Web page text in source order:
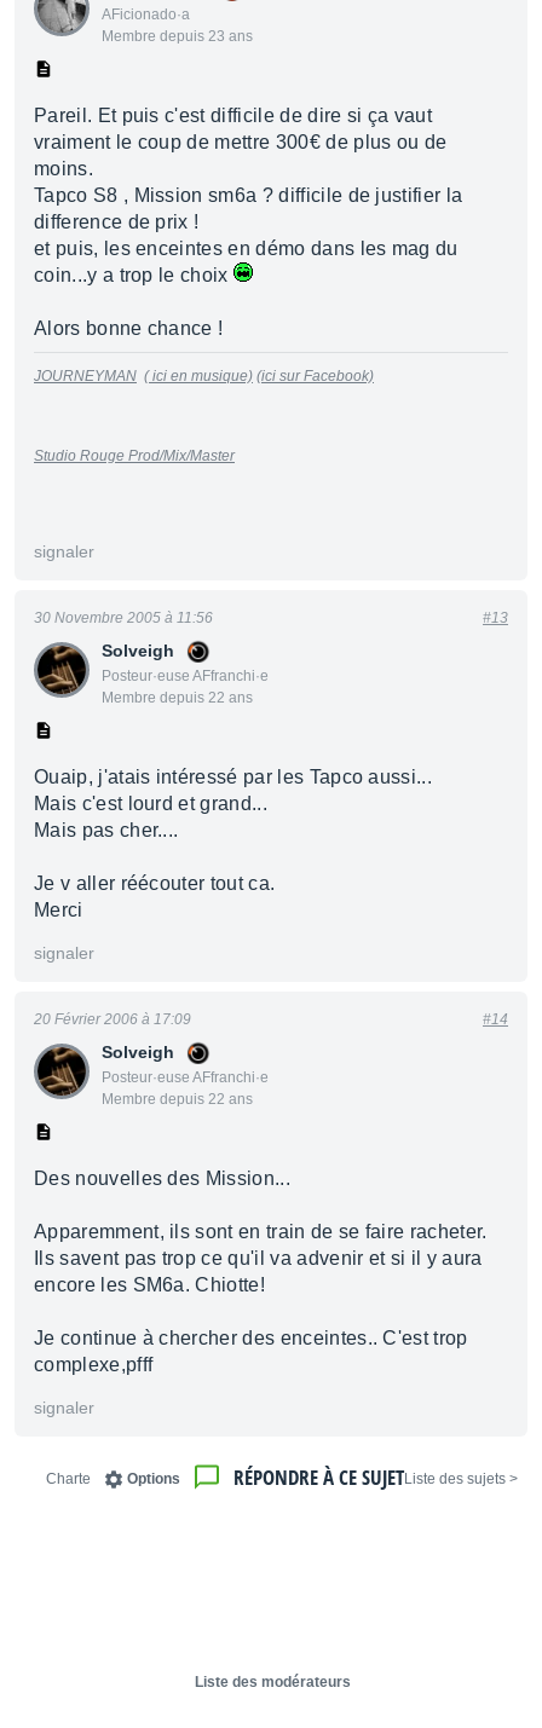
AFicionado·a
Membre depuis 23 ans
Pareil. Et puis c'est difficile de dire si ça vaut
vraiment le coup de mettre 300€ de plus ou de
moins.
Tapco S8 , Mission sm6a ? difficile de justifier la
difference de prix !
et puis, les enceintes en démo dans les mag du
coin...y a trop le choix
Alors bonne chance !
JOURNEYMAN ( ici en musique) (ici sur Facebook)
Studio Rouge Prod/Mix/Master
signaler
Solveigh
Posteur·euse AFfranchi·e
Membre depuis 22 ans
30 Novembre 2005 à 11:56 #13
Ouaip, j'atais intéressé par les Tapco aussi...
Mais c'est lourd et grand...
Mais pas cher....
Je v aller réécouter tout ca.
Merci
signaler
Solveigh
Posteur·euse AFfranchi·e
Membre depuis 22 ans
20 Février 2006 à 17:09 #14
Des nouvelles des Mission...
Apparemment, ils sont en train de se faire racheter.
Ils savent pas trop ce qu'il va advenir et si il y aura
encore les SM6a. Chiotte!
Je continue à chercher des enceintes.. C'est trop
complexe,pfff
signaler
< Liste des sujets
RÉPONDRE À CE SUJET
Options
Charte
Liste des modérateurs